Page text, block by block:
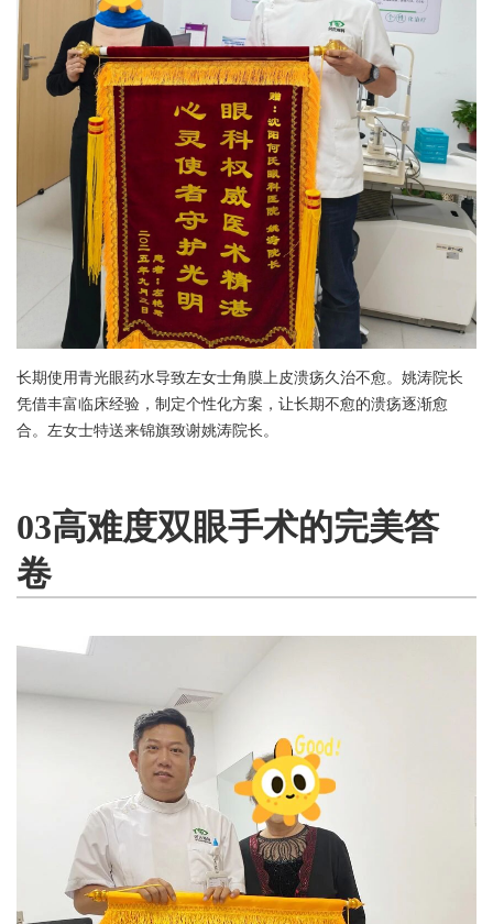
长期使用青光眼药水导致左女士角膜上皮溃疡久治不愈。姚涛院长
凭借丰富临床经验，制定个性化方案，让长期不愈的溃疡逐渐愈
合。左女士特送来锦旗致谢姚涛院长。
03高难度双眼手术的完美答
卷